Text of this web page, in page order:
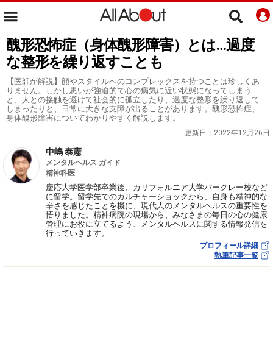
醜形恐怖症（身体醜形障害）とは…過度
な整形を繰り返すことも
【医師が解説】顔やスタイルへのコンプレックスを持つことは珍しくあ
りません。しかし思いが強迫的で心の病気に近い状態になってしまう
と、人との接触を避けて社会的に孤立したり、過度な整形を繰り返して
しまったりと、日常に大きな支障が出ることがあります。醜形恐怖症、
身体醜形障害についてわかりやすく解説します。
更新日： 2022年12月26日
中嶋 泰憲
メンタルヘルス ガイド
精神科医
慶応大学医学部卒業後、カリフォルニア大学バークレー校など
に留学。留学先でのカルチャーショックから、自身も精神的な
辛さを感じたことを機に、現代人のメンタルヘルスの重要性を
悟りました。精神病院の現場から、みなさまの毎日の心の健康
管理にお役に立てるよう、メンタルヘルスに関する情報発信を
行っていきます。
プロフィール詳細
執筆記事一覧